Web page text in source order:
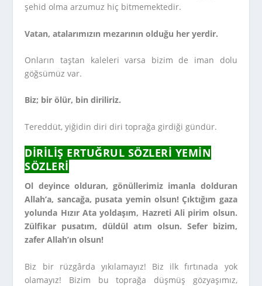
şehid olma arzumuz hiç bitmemektedir.
Vatan, atalarımızın mezarının olduğu her yerdir.
Onların taştan kaleleri varsa bizim de iman dolu
göğsümüz var.
Biz; bir ölür, bin diriliriz.
Tereddüt, yiğidin diri diri toprağa girdiği gündür.
DIRILIŞ ERTUĞRUL SÖZLERI YEMIN
SÖZLERI
Ol deyince olduran, gönüllerimiz imanla dolduran
Allah’a, sancağa, pusata yemin olsun! Çıktığım gaza
yolunda Hızır Ata yoldaşım, Hazreti Ali pirim olsun.
Zülfikar pusatım, düldül atım olsun. Sefer bizim,
zafer Allah’ın olsun!
Biz bir rüzgârda yıkılamayız! Biz ilk fırtınada yok
olamayız! Bizim bu toprağa düşmüş gözyaşımız,